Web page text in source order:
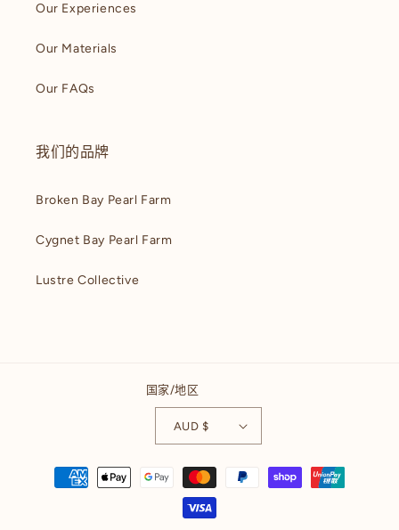
Our Experiences
Our Materials
Our FAQs
我们的品牌
Broken Bay Pearl Farm
Cygnet Bay Pearl Farm
Lustre Collective
国家/地区
AUD $